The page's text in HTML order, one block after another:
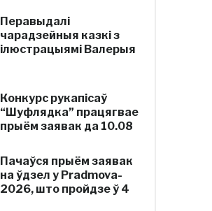
Перавыдалі
чарадзейныя казкі з
ілюстрацыямі Валерыя
Конкурс рукапісаў
“Шуфлядка” працягвае
прыём заявак да 10.08
Пачаўся прыём заявак
на ўдзел у Pradmova-
2026, што пройдзе ў 4